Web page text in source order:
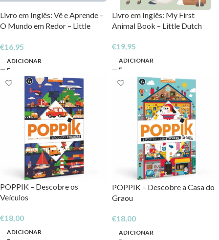
Livro em Inglês: Vê e Aprende –
O Mundo em Redor – Little
€16,95
ADICIONAR
Livro em Inglês: My First
Animal Book – Little Dutch
€19,95
ADICIONAR
POPPIK – Descobre os
Veículos
€18,00
ADICIONAR
POPPIK – Descobre a Casa do
Graou
€18,00
ADICIONAR